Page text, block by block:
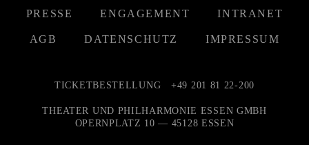
PRESSE ENGAGEMENT INTRANET
AGB DATENSCHUTZ IMPRESSUM
TICKETBESTELLUNG +49 201 81 22-200
THEATER UND PHILHARMONIE ESSEN GMBH
OPERNPLATZ 10 — 45128 ESSEN